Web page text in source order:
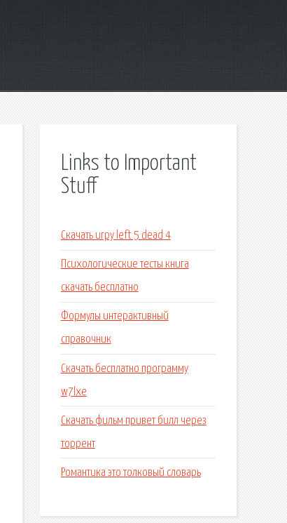
Links to Important
Stuff
Скачать игру left 5 dead 4
Психологические тесты книга
скачать бесплатно
Формулы интерактивный
справочник
Скачать бесплатно программу
w7lxe
Скачать фильм привет билл через
торрент
Романтика это толковый словарь